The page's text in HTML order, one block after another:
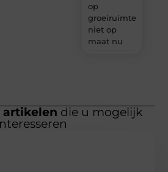
op
groeiruimte,
niet op
maat nu
artikelen die u mogelijk